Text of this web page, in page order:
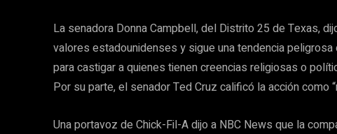
La senadora Donna Campbell, del Distrito 25 de Texas,
valores estadounidenses y sigue una tendencia
para castigar a quienes tienen creencias religiosas o
Por su parte, el senador Ted Cruz calificó la acción como
Una portavoz de Chick-Fil-A dijo a NBC News que la